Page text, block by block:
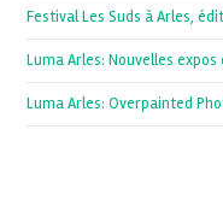
Festival Les Suds à Arles,
Luma Arles: Nouvelles expos
Luma Arles: Overpainted